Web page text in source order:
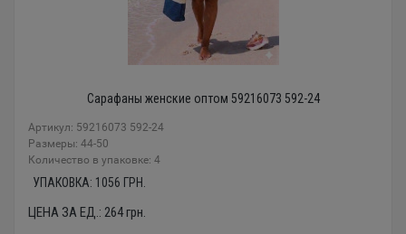
Сарафаны женские оптом 59216073 592-24
Артикул: 59216073 592-24
Размеры: 44-50
Количество в упаковке: 4
УПАКОВКА: 1056 ГРН.
ЦЕНА ЗА ЕД.: 264грн.